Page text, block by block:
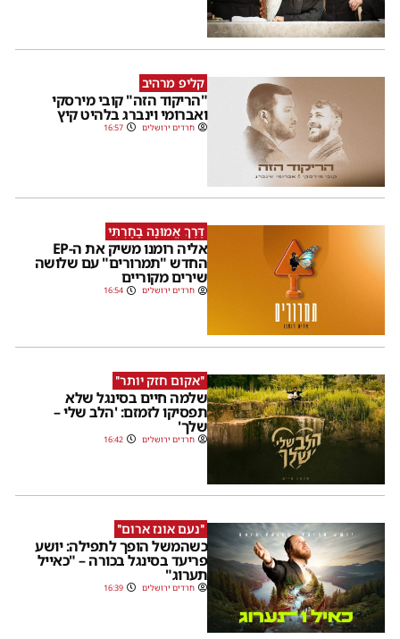
קליפ מרהיב
"הריקוד הזה" קובי מירסקי
ואברומי וינברג בלהיט קיץ
חרדים ירושלים 16:57
דֶּרֶךְ אֱמוּנָה בָחָרְתִּי
אליה רומנו משיק את ה-EP
החדש "תמרורים" עם שלושה
שירים מקוריים
חרדים ירושלים 16:54
''אקום חזק יותר''
שלמה חיים בסינגל שלא
תפסיקו לזמזם: 'הלב שלי –
שלך'
חרדים ירושלים 16:42
''נעם אונז ארום''
כשהמשל הופך לתפילה: יושע
פריעד בסינגל בכורה – "כאייל
תערוג"
חרדים ירושלים 16:39